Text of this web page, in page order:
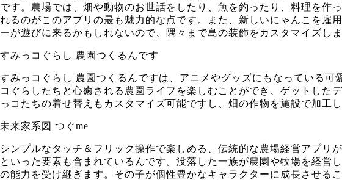
です。農場では、畑や動物のお世話をしたり、魚を釣ったり、料理を作
れるのがこのアプリの最も魅力的な点です。また、新しいにゃんこを雇
ーが遊びに来るかもしれないので、隅々まで島の装飾をカスタマイズしま
すみっコぐらし 農園つくるんです
すみっコぐらし 農園つくるんですは、アニメやグッズにもなっている
コぐらしたちと心癒される農園ライフを楽しむことができ、ゲットし
っコたちの着せ替えもカスタマイズ可能ですし、畑の作物を施設で加工
未来家系図 つぐme
シンプルなタッチ＆フリック操作で楽しめる、伝統的な農場経営アプリ
といった要素も含まれているんです。没落した一族が農園や牧場を経
の能力を受け継ぎます。その子が個性豊かなキャラクターに成長させる